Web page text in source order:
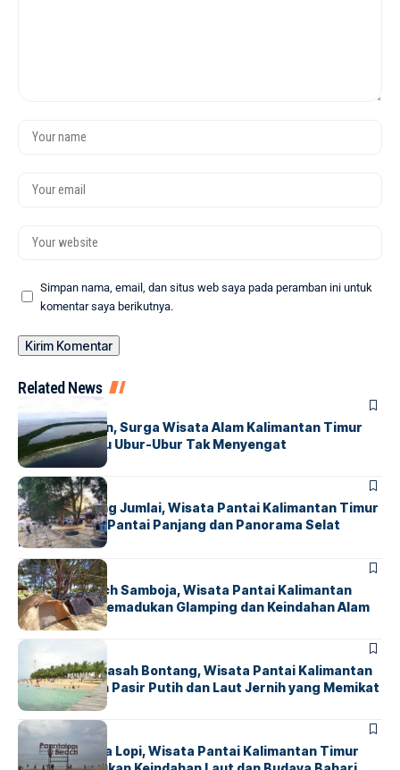
Simpan nama, email, dan situs web saya pada peramban ini untuk
komentar saya berikutnya.
Related News
Pulau Kakaban, Surga Wisata Alam Kalimantan Timur
dengan Danau Ubur-Ubur Tak Menyengat
HUMANIORA
Pantai Tanjung Jumlai, Wisata Pantai Kalimantan Timur
dengan Garis Pantai Panjang dan Panorama Selat
Makassar
HUMANIORA
Coconut Beach Samboja, Wisata Pantai Kalimantan
Timur yang Memadukan Glamping dan Keindahan Alam
HUMANIORA
Pulau Beras Basah Bontang, Wisata Pantai Kalimantan
Timur dengan Pasir Putih dan Laut Jernih yang Memikat
HUMANIORA
Pantai Panrita Lopi, Wisata Pantai Kalimantan Timur